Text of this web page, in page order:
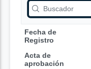
Fecha de
Registro
Acta de
aprobación